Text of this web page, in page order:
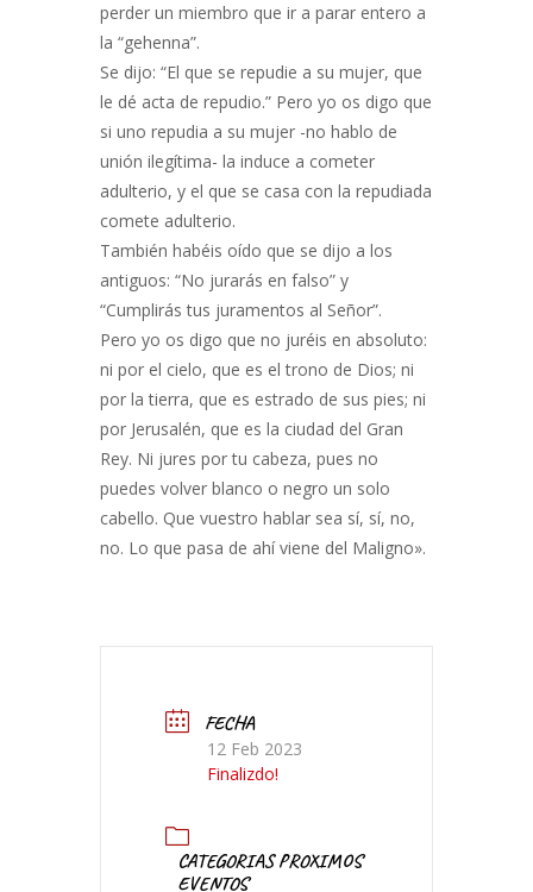
perder un miembro que ir a parar entero a
la “gehenna”.
Se dijo: “El que se repudie a su mujer, que
le dé acta de repudio.” Pero yo os digo que
si uno repudia a su mujer -no hablo de
unión ilegítima- la induce a cometer
adulterio, y el que se casa con la repudiada
comete adulterio.
También habéis oído que se dijo a los
antiguos: “No jurarás en falso” y
“Cumplirás tus juramentos al Señor”.
Pero yo os digo que no juréis en absoluto:
ni por el cielo, que es el trono de Dios; ni
por la tierra, que es estrado de sus pies; ni
por Jerusalén, que es la ciudad del Gran
Rey. Ni jures por tu cabeza, pues no
puedes volver blanco o negro un solo
cabello. Que vuestro hablar sea sí, sí, no,
no. Lo que pasa de ahí viene del Maligno».
FECHA
12 Feb 2023
Finalizdo!
CATEGORIAS PROXIMOS
EVENTOS